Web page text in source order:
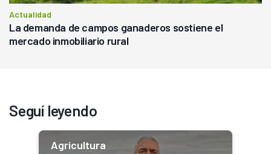
Actualidad
La demanda de campos ganaderos sostiene el
mercado inmobiliario rural
Seguí leyendo
Agricultura